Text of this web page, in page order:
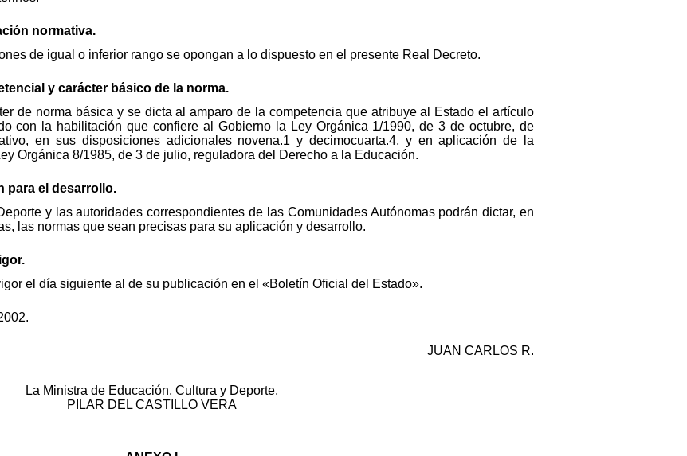
normativa.
de igual o inferior rango se opongan a lo dispuesto en el presente Real Decreto.
y carácter básico de la norma.
de norma básica y se dicta al amparo de la competencia que atribuye al Estado el artículo
con la habilitación que confiere al Gobierno la Ley Orgánica 1/1990, de 3 de octubre, de
en sus disposiciones adicionales novena.1 y decimocuarta.4, y en aplicación de la
Orgánica 8/1985, de 3 de julio, reguladora del Derecho a la Educación.
para el desarrollo.
y las autoridades correspondientes de las Comunidades Autónomas podrán dictar, en
las normas que sean precisas para su aplicación y desarrollo.
el día siguiente al de su publicación en el «Boletín Oficial del Estado».
JUAN CARLOS R.
La Ministra de Educación, Cultura y Deporte,
PILAR DEL CASTILLO VERA